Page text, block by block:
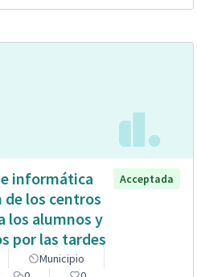
informática
de los centros
los alumnos y
por las tardes
Acceptada
Municipio